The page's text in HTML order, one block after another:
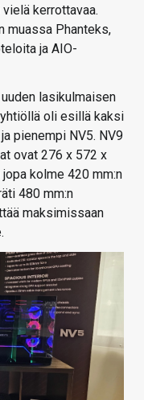
kerrottavaa.
muassa Phanteks,
ja AIO-
lasikulmaisen
oli esillä kaksi
pienempi NV5. NV9
ovat 276 x 572 x
kolme 420 mm:n
480 mm:n
maksimissaan